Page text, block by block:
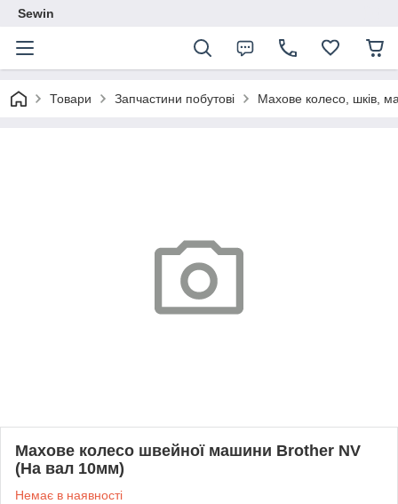
Sewin
Товари Запчастини побутові Махове колесо, шків,
Махове колесо швейної машини Brother NV
(На вал 10мм)
Немає в наявності